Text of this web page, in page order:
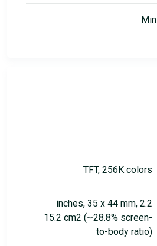
TFT, 256K colors
2.2 inches, 35 x 44 mm,
15.2 cm2 (~28.8% screen-
to-body ratio)